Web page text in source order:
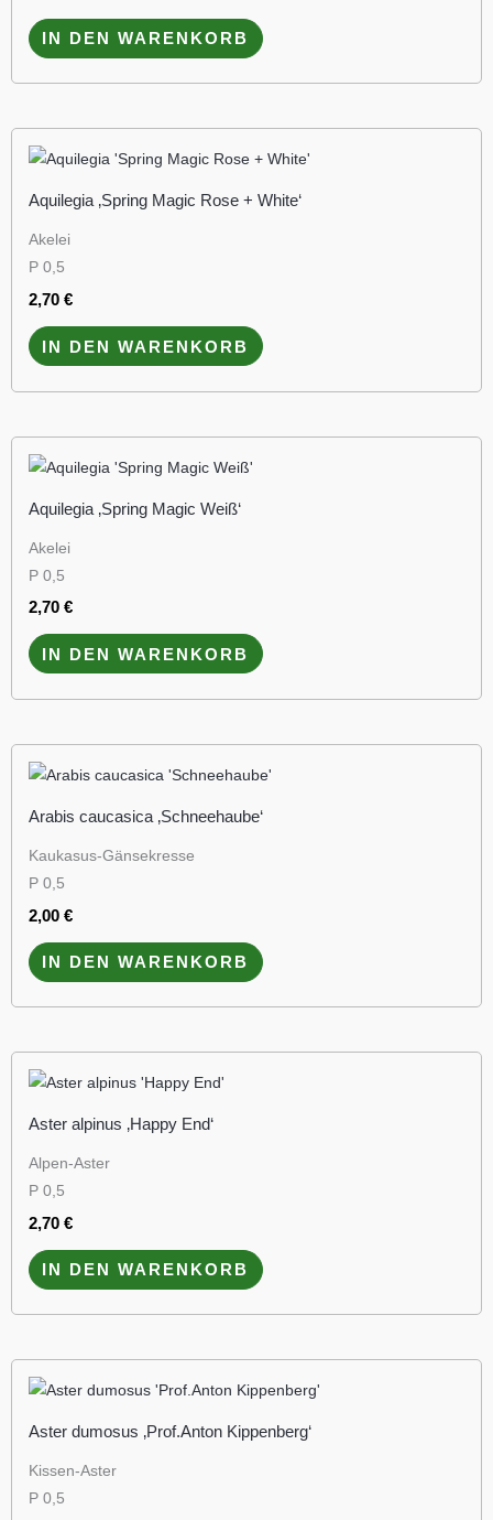
IN DEN WARENKORB
Aquilegia ‚Spring Magic Rose + White‘
Akelei
P 0,5
2,70 €
IN DEN WARENKORB
Aquilegia ‚Spring Magic Weiß‘
Akelei
P 0,5
2,70 €
IN DEN WARENKORB
Arabis caucasica ‚Schneehaube‘
Kaukasus-Gänsekresse
P 0,5
2,00 €
IN DEN WARENKORB
Aster alpinus ‚Happy End‘
Alpen-Aster
P 0,5
2,70 €
IN DEN WARENKORB
Aster dumosus ‚Prof.Anton Kippenberg‘
Kissen-Aster
P 0,5